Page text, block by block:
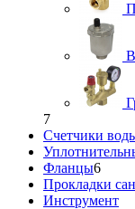
7
Счетчики
Фланцы6
Прокладки
Инструмент